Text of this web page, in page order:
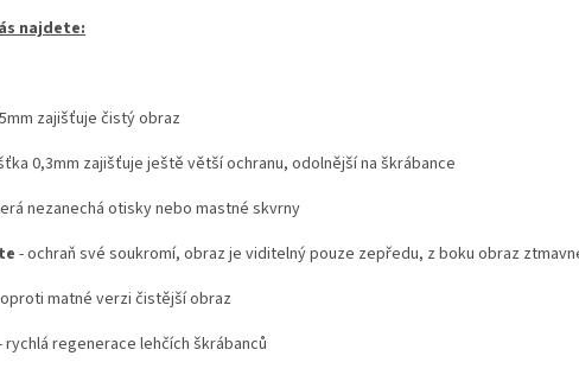
najdete:
zajišťuje čistý obraz
0,3mm zajišťuje ještě větší ochranu, odolnější na škrábance
nezanechá otisky nebo mastné skvrny
- ochraň své soukromí, obraz je viditelný pouze zepředu, z boku obraz
matné verzi čistější obraz
rychlá regenerace lehčích škrábanců